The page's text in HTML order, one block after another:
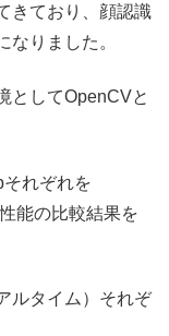
きており、顔認識
なりました。
としてOpenCVと
れぞれを
能の比較結果を
ルタイム）それぞ